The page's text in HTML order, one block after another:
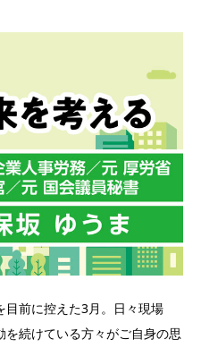
目前に控えた3月。日々現場
続けている方々がご自身の思